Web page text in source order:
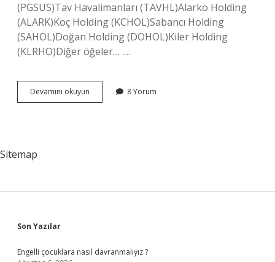
(PGSUS)Tav Havalimanları (TAVHL)Alarko Holding
(ALARK)Koç Holding (KCHOL)Sabancı Holding
(SAHOL)Doğan Holding (DOHOL)Kiler Holding
(KLRHO)Diğer öğeler… .…
Devamını okuyun
Global
8 Yorum
Sitemap
Sidebar
Son Yazılar
Engelli çocuklara nasıl davranmalıyız ?